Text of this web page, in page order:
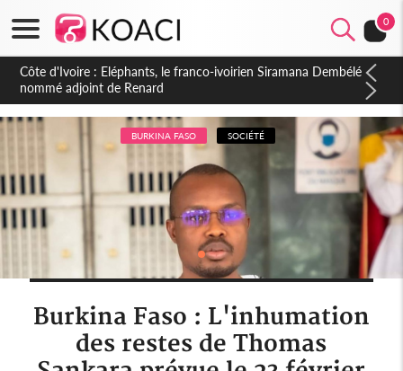
0
Cameroun : 5 combattants séparatistes neutralisés, le Mindef
dément les rumeurs d'exactions des civils
BURKINA FASO SOCIÉTÉ
Burkina Faso : L'inhumation
des restes de Thomas